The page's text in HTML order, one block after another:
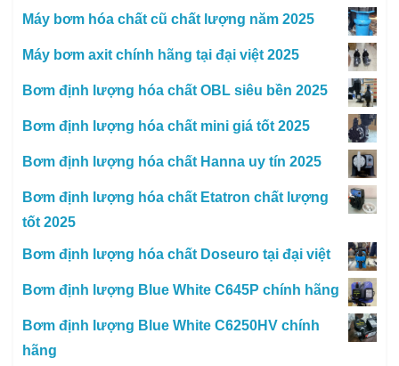
Máy bơm hóa chất cũ chất lượng năm 2025
Máy bơm axit chính hãng tại đại việt 2025
Bơm định lượng hóa chất OBL siêu bền 2025
Bơm định lượng hóa chất mini giá tốt 2025
Bơm định lượng hóa chất Hanna uy tín 2025
Bơm định lượng hóa chất Etatron chất lượng
tốt 2025
Bơm định lượng hóa chất Doseuro tại đại việt
Bơm định lượng Blue White C645P chính hãng
Bơm định lượng Blue White C6250HV chính
hãng